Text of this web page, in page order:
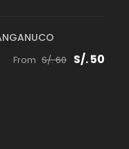
From S/. 60 S/. 50